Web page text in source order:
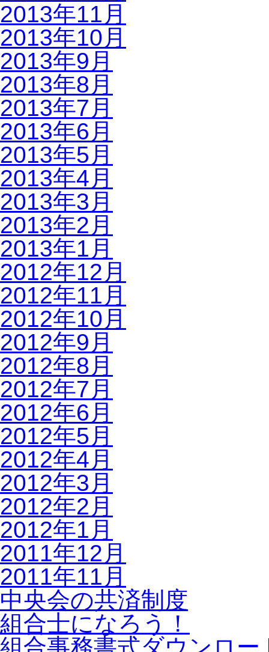
2013年11月
2013年10月
2013年9月
2013年8月
2013年7月
2013年6月
2013年5月
2013年4月
2013年3月
2013年2月
2013年1月
2012年12月
2012年11月
2012年10月
2012年9月
2012年8月
2012年7月
2012年6月
2012年5月
2012年4月
2012年3月
2012年2月
2012年1月
2011年12月
2011年11月
中央会の共済制度
組合士になろう！